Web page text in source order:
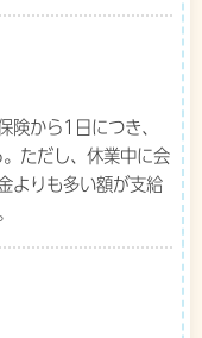
から1日につき、
ただし、休業中に会
よりも多い額が支給